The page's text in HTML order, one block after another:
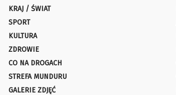
KRAJ / ŚWIAT
SPORT
KULTURA
ZDROWIE
CO NA DROGACH
STREFA MUNDURU
GALERIE ZDJĘĆ